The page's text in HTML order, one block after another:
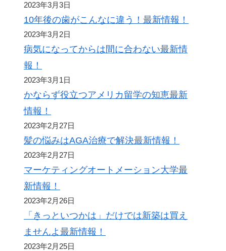
2023年3月3日
10年後の歯がこんなに違う！最新情報！
2023年3月2日
病気になってからは間に合わない最新情
報！
2023年3月1日
かならず役立つアメリカ留学の知恵最新
情報！
2023年2月27日
髪の悩みはAGA治療で解決最新情報！
2023年2月27日
マーケティングオートメーション大学最
新情報！
2023年2月26日
「きっといつかは」だけでは新築は買え
ませんよ最新情報！
2023年2月25日